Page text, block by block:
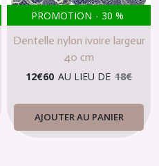
PROMOTION - 30 %
Dentelle nylon ivoire largeur
40 cm
12€60 AU LIEU DE 18€
AJOUTER AU PANIER